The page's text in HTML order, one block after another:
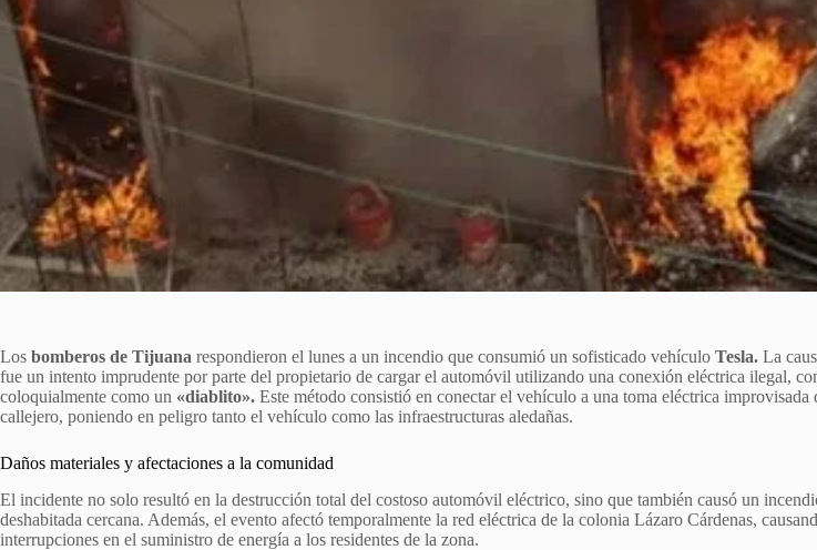
Los bomberos de Tijuana respondieron el lunes a un incendio que consumió un sofisticado vehículo Tesla. La
fue un intento imprudente por parte del propietario de cargar el automóvil utilizando una conexión eléctrica ilegal,
coloquialmente como un «diablito». Este método consistió en conectar el vehículo a una toma eléctrica improvisada
callejero, poniendo en peligro tanto el vehículo como las infraestructuras aledañas.
Daños materiales y afectaciones a la comunidad
El incidente no solo resultó en la destrucción total del costoso automóvil eléctrico, sino que también causó un
deshabitada cercana. Además, el evento afectó temporalmente la red eléctrica de la colonia Lázaro Cárdenas,
interrupciones en el suministro de energía a los residentes de la zona.